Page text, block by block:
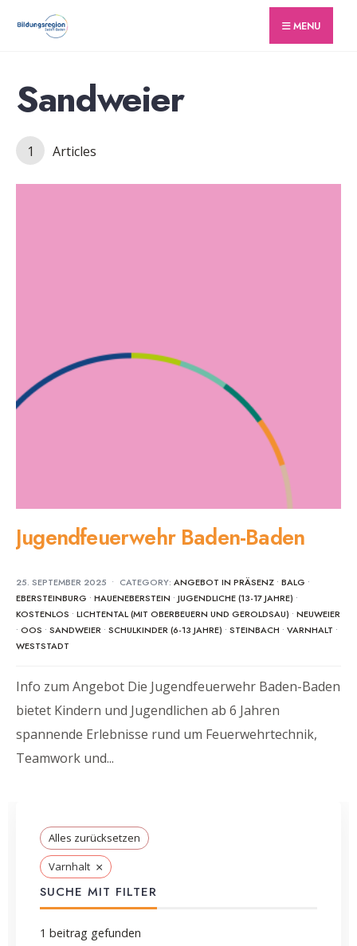
MENU
Sandweier
1 Articles
Jugendfeuerwehr Baden-Baden
25. SEPTEMBER 2025 • CATEGORY: ANGEBOT IN PRÄSENZ • BALG •
EBERSTEINBURG • HAUENEBERSTEIN •JUGENDLICHE (13-17 JAHRE) •
KOSTENLOS • LICHTENTAL (MIT OBERBEUERN UND GEROLDSAU) • NEUWEIER
• OOS • SANDWEIER • SCHULKINDER (6-13 JAHRE) • STEINBACH • VARNHALT •
WESTSTADT
Info zum Angebot Die Jugendfeuerwehr Baden-Baden
bietet Kindern und Jugendlichen ab 6 Jahren
spannende Erlebnisse rund um Feuerwehrtechnik,
Teamwork und...
Alles zurücksetzen
Varnhalt ×
SUCHE MIT FILTER
1 beitrag gefunden